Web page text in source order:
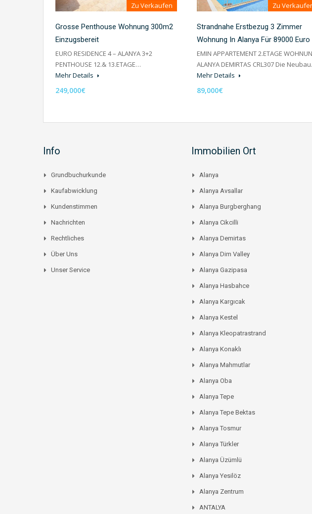
Zu Verkaufen
Grosse Penthouse Wohnung 300m2
Einzugsbereit
EURO RESIDENCE 4 – ALANYA 3+2
PENTHOUSE 12.& 13.ETAGE…
Mehr Details
249,000€
Zu
Strandnahe Erstbezug 3 Zimmer
Wohnung In Alanya Für 89000 Euro
EMIN APPARTEMENT 2.ETAGE
ALANYA DEMIRTAS CRL307 Die
Mehr Details
89,000€
Info
Grundbuchurkunde
Kaufabwicklung
Kundenstimmen
Nachrichten
Rechtliches
Über Uns
Unser Service
Immobilien Ort
Alanya
Alanya Avsallar
Alanya Burgberghang
Alanya Cikcilli
Alanya Demirtas
Alanya Dim Valley
Alanya Gazipasa
Alanya Hasbahce
Alanya Kargıcak
Alanya Kestel
Alanya Kleopatrastrand
Alanya Konaklı
Alanya Mahmutlar
Alanya Oba
Alanya Tepe
Alanya Tepe Bektas
Alanya Tosmur
Alanya Türkler
Alanya Üzümlü
Alanya Yesilöz
Alanya Zentrum
ANTALYA